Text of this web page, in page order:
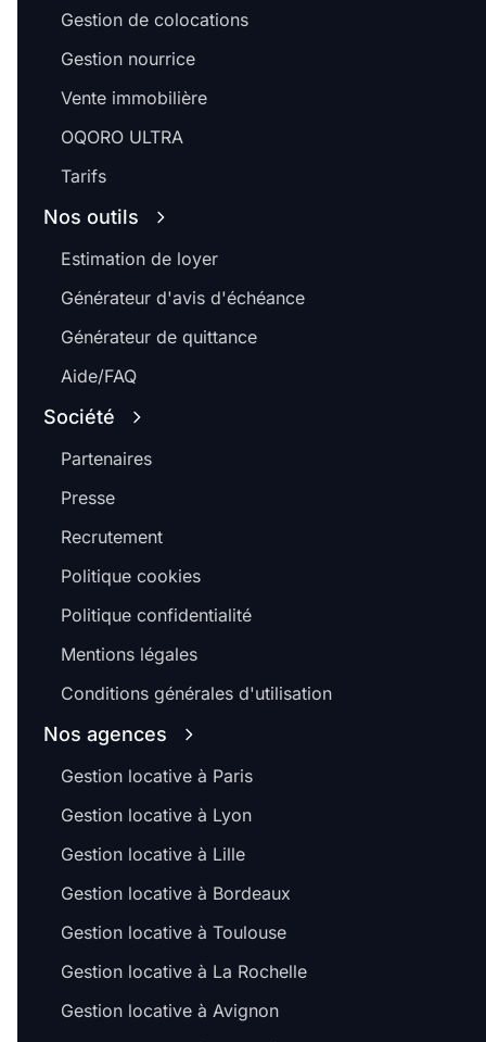
Gestion de colocations
Gestion nourrice
Vente immobilière
OQORO ULTRA
Tarifs
Nos outils
Estimation de loyer
Générateur d'avis d'échéance
Générateur de quittance
Aide/FAQ
Société
Partenaires
Presse
Recrutement
Politique cookies
Politique confidentialité
Mentions légales
Conditions générales d'utilisation
Nos agences
Gestion locative à Paris
Gestion locative à Lyon
Gestion locative à Lille
Gestion locative à Bordeaux
Gestion locative à Toulouse
Gestion locative à La Rochelle
Gestion locative à Avignon